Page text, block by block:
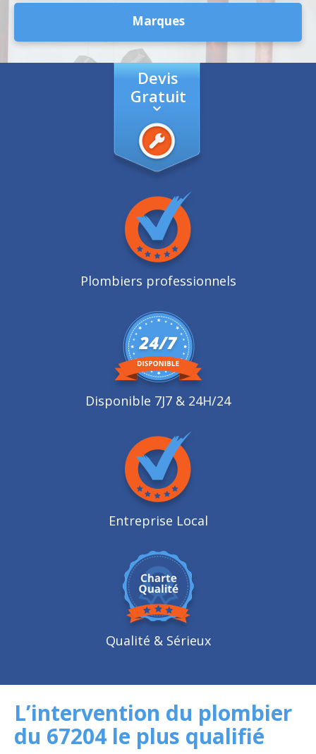
Marques
Devis
Gratuit
Plombiers professionnels
Disponible 7J7 & 24H/24
Entreprise Local
Qualité & Sérieux
L’intervention du plombier
du 67204 le plus qualifié